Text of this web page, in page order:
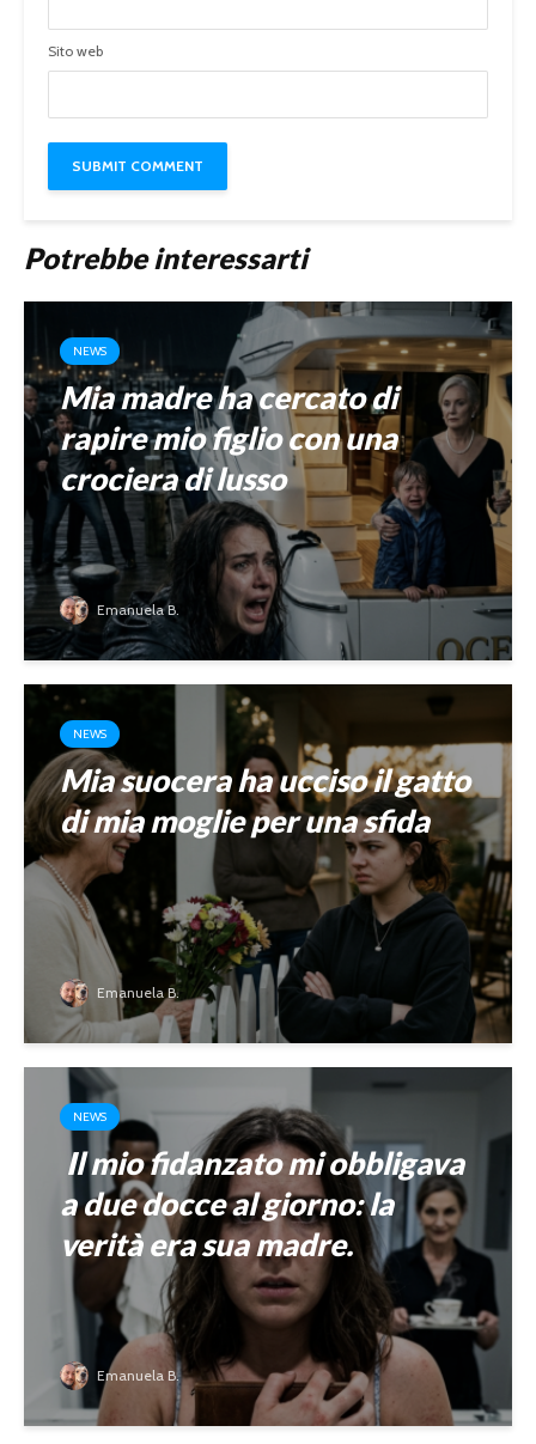
Sito web
Potrebbe interessarti
NEWS
Mia madre ha cercato di
rapire mio figlio con una
crociera di lusso
Emanuela B.
NEWS
Mia suocera ha ucciso il gatto
di mia moglie per una sfida
Emanuela B.
NEWS
Il mio fidanzato mi obbligava
a due docce al giorno: la
verità era sua madre.
Emanuela B.